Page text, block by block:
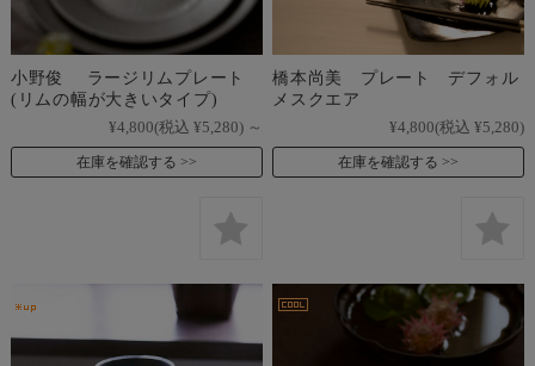
小野俊 ラージリムプレート
(リムの幅が大きいタイプ)
¥4,800(税込 ¥5,280) ～
在庫を確認する
橋本尚美 プレート デフォル
メスクエア
¥4,800(税込 ¥5,280)
在庫を確認する